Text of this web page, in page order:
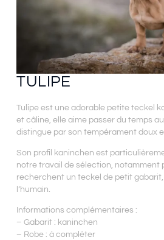
TULIPE
Tulipe est une adorable petite teckel
et câline, elle aime passer du temps
distingue par son tempérament doux
Son profil kaninchen est
notre travail de sélection, notamment
recherchent un teckel de petit
l’humain.
Informations complémentaires :
– Gabarit : kaninchen
– Robe : à compléter